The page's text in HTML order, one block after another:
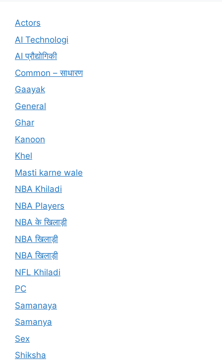
Actors
AI Technologi
AI प्रौद्योगिकी
Common – साधारण
Gaayak
General
Ghar
Kanoon
Khel
Masti karne wale
NBA Khiladi
NBA Players
NBA के खिलाड़ी
NBA खिलाड़ी
NBA खिलाड़ी
NFL Khiladi
PC
Samanaya
Samanya
Sex
Shiksha